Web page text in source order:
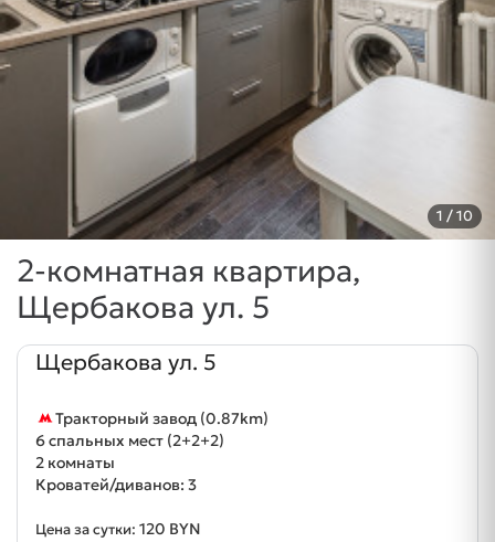
1 / 10
2-комнатная квартира,
Щербакова ул. 5
Щербакова ул. 5
Тракторный завод (0.87km)
6 спальных мест (2+2+2)
2 комнаты
Кроватей/диванов: 3
Цена за сутки: 120 BYN